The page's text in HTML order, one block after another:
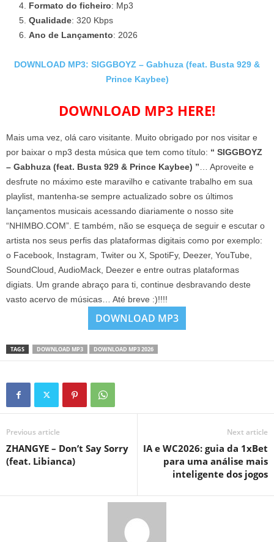
Formato do ficheiro: Mp3
Qualidade: 320 Kbps
Ano de Lançamento: 2026
DOWNLOAD MP3: SIGGBOYZ – Gabhuza (feat. Busta 929 &
Prince Kaybee)
DOWNLOAD MP3 HERE!
Mais uma vez, olá caro visitante. Muito obrigado por nos visitar e
por baixar o mp3 desta música que tem como título: “ SIGGBOYZ
– Gabhuza (feat. Busta 929 & Prince Kaybee) ” … Aproveite e
desfrute no máximo este maravilho e cativante trabalho em sua
playlist, mantenha-se sempre actualizado sobre os últimos
lançamentos musicais acessando diariamente o nosso site
“NHIMBO.COM”. E também, não se esqueça de seguir e escutar o
artista nos seus perfis das plataformas digitais como por exemplo:
o Facebook, Instagram, Twiter ou X, SpotiFy, Deezer, YouTube,
SoundCloud, AudioMack, Deezer e entre outras plataformas
digiats. Um grande abraço para ti, continue desbravando deste
vasto acervo de músicas… Até breve :)!!!!
DOWNLOAD MP3
TAGS DOWNLOAD MP3 DOWNLOAD MP3 2026
Previous article
ZHANGYE – Don’t Say Sorry
(feat. Libianca)
Next article
IA e WC2026: guia da 1xBet
para uma análise mais
inteligente dos jogos